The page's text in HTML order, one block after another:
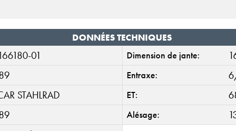
DONNÉES TECHNIQUES
01
STAHLRAD
Dimension de jante:
Entraxe:
ET:
Alésage: